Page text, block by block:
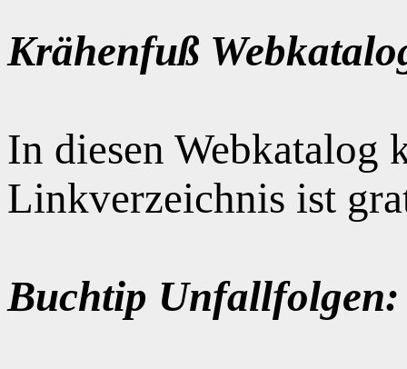
Krähenfuß
In diesen Webkatalog
Linkverzeichnis ist
Buchtip Unfallfolgen: